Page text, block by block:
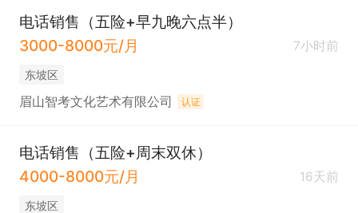
电话销售（五险+早九晚六点半）
3000-8000元/月
7小时前
东坡区
眉山智考文化艺术有限公司 认证
电话销售（五险+周末双休）
4000-8000元/月
16天前
东坡区